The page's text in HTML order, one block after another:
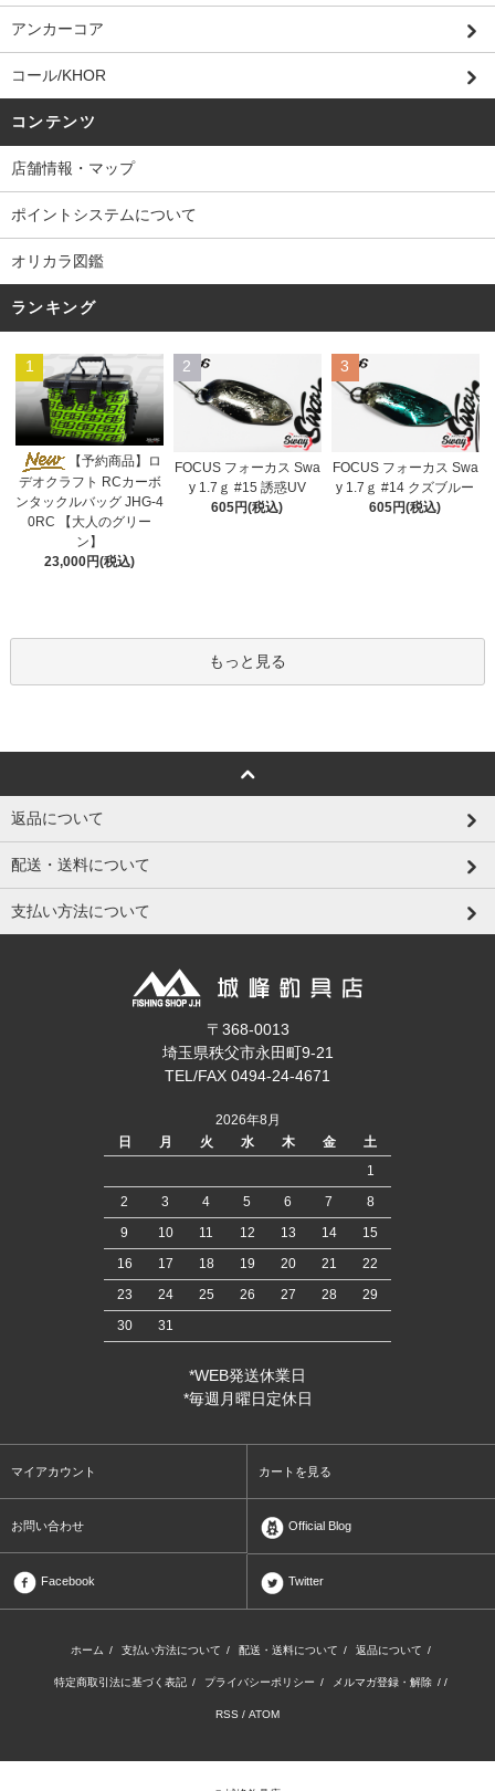
アンカーコア
コール/KHOR
コンテンツ
店舗情報・マップ
ポイントシステムについて
オリカラ図鑑
ランキング
1
【予約商品】ロ
デオクラフト RCカーボ
ンタックルバッグ JHG-4
0RC 【大人のグリー
ン】
23,000円(税込)
2
FOCUS フォーカス Swa
y 1.7ｇ #15 誘惑UV
605円(税込)
3
FOCUS フォーカス Swa
y 1.7ｇ #14 クズブルー
605円(税込)
もっと見る
返品について
配送・送料について
支払い方法について
〒368-0013
埼玉県秩父市永田町9-21
TEL/FAX 0494-24-4671
2026年8月
日
月 火 水 木 金
土
1
2
3 4 5 6 7
8
9
10 11 12 13 14
15
16
17 18 19 20 21
22
23
24 25 26 27 28
29
30
31
*WEB発送休業日
*毎週月曜日定休日
マイアカウント カートを見る
お問い合わせ Official Blog
Facebook Twitter
ホーム / 支払い方法について / 配送・送料について / 返品について /
特定商取引法に基づく表記 / プライバシーポリシー / メルマガ登録・解除 / /
RSS / ATOM